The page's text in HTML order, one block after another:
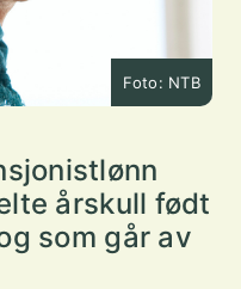
Foto: NTB
årskull født
som går av